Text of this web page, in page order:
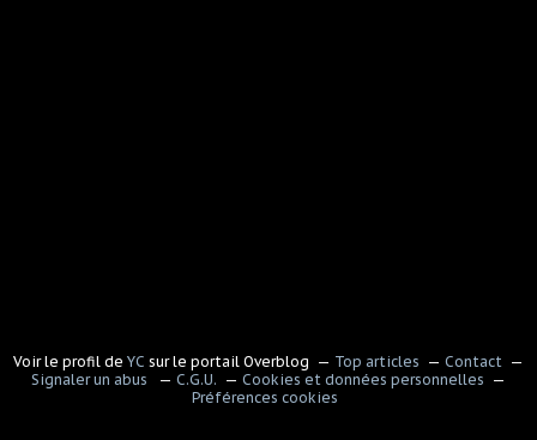
Voir le profil de YC sur le portail Overblog Top articles
Contact
Signaler un abus
C.G.U.
Cookies et données personnelles
Préférences cookies